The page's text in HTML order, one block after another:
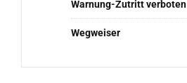
Warnung-Zutritt verboten
Wegweiser